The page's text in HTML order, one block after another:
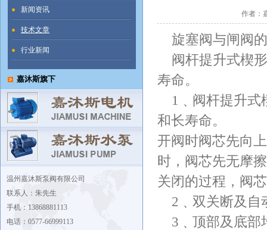
新闻资讯
技术文章
行业新闻
嘉沐斯旗下
温州嘉沐斯泵阀有限公司
联系人：朱先生
手机：13868881113
电话：0577-66999113
作者：
旋塞阀与闸阀
阀杆提升式楔
寿命。
1﹑阀杆提升式
和长寿命。
开阀时阀芯先向
时，阀芯先无摩
关闭的过程，阀
2﹑双关断及自
3﹑顶部及底部